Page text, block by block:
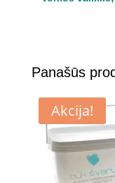
Panašūs
Akcija!